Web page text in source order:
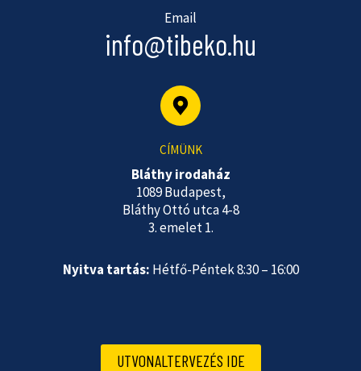
Email
info@tibeko.hu
CÍMÜNK
Bláthy irodaház
1089 Budapest,
Bláthy Ottó utca 4-8
3. emelet 1.
Nyitva tartás: Hétfő-Péntek 8:30 – 16:00
UTVONALTERVEZÉS IDE